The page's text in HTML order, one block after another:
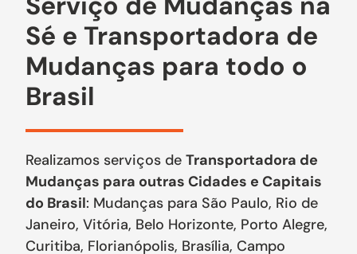
Sé e Transportadora de
Mudanças para todo o
Brasil
Realizamos serviços de Transportadora de
Mudanças para outras Cidades e Capitais
do Brasil: Mudanças para São Paulo, Rio de
Janeiro, Vitória, Belo Horizonte, Porto Alegre,
Curitiba, Florianópolis, Brasília, Campo